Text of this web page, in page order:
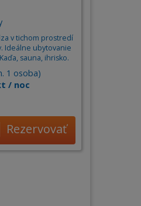
v tichom prostredí
Ideálne ubytovanie
sauna, ihrisko.
1 osoba)
/ noc
Rezervovať